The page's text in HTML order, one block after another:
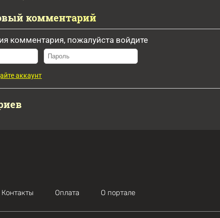
комментарий
комментария, пожалуйста войдите
аккаунт
Контакты Оплата О портале